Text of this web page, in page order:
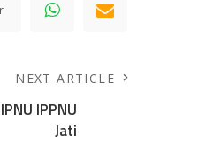
NEXT ARTICLE
IPPNU
Jati